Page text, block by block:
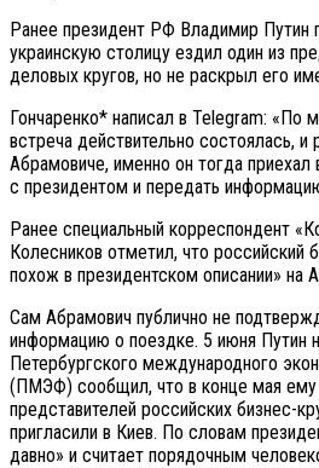
Ранее президент РФ Владимир Путин
украинскую столицу ездил один из
деловых кругов, но не раскрыл его
Гончаренко* написал в Telegram: «По
встреча действительно состоялась,
Абрамовиче, именно он тогда приехал
с президентом и передать
Ранее специальный корреспондент
Колесников отметил, что российский
похож в президентском описании» на
Сам Абрамович публично не
информацию о поездке. 5 июня Путин
Петербургского международного
(ПМЭФ) сообщил, что в конце мая ему
представителей российских бизнес-
пригласили в Киев. По словам
давно» и считает порядочным